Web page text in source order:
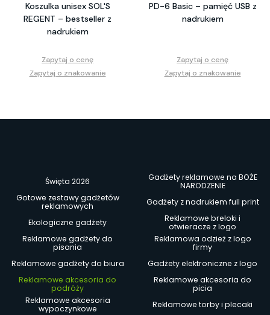
Koszulka unisex SOL'S
REGENT – bestseller z
nadrukiem
Zapytaj o cenę
Zapytaj o znakowanie
PD-6 Basic – pamięć USB z
nadrukiem
Zapytaj o cenę
Zapytaj o znakowanie
Święta 2026
Gadżety reklamowe na BOŻE
NARODZENIE
Gotowe zestawy gadżetów
reklamowych
Gadżety z nadrukiem full print
Ekologiczne gadżety
Reklamowe breloki i
otwieracze z logo
Reklamowe gadżety do
pisania
Reklamowa odzież z logo
firmy
Reklamowe gadżety do biura
Gadżety elektroniczne z logo
Reklamowe akcesoria do
podróży
Reklamowe akcesoria do
picia
Reklamowe akcesoria
wypoczynkowe
Reklamowe torby i plecaki